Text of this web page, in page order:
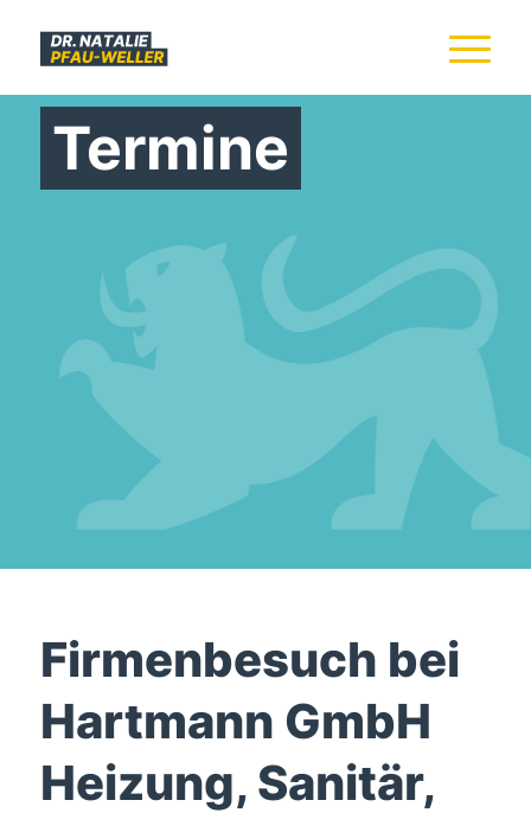
Termine
Firmenbesuch bei
Hartmann GmbH
Heizung, Sanitär,